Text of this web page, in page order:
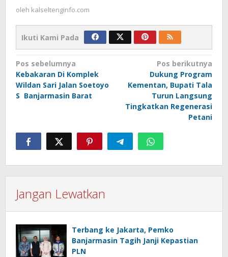
oleh kalseltenginfo.com
Ikuti Kami Pada
Navigasi
pos
Pos sebelumnya
Kebakaran Di Komplek
Wildan Sari Jalan Soetoyo
S Banjarmasin Barat
Pos berikutnya
Dukung Program
Kementan, Bupati Tala
Turun Langsung
Tingkatkan Regenerasi
Petani
Jangan Lewatkan
Terbang ke Jakarta, Pemko
Banjarmasin Tagih Janji Kepastian
PLN